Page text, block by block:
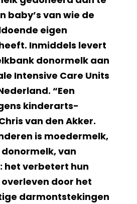
baby’s van wie de
eigen
Inmiddels levert
donormelk aan
Intensive Care Units
“Een
kinderarts-
van den Akker.
is moedermelk,
van
het verbetert hun
door het
darmontstekingen